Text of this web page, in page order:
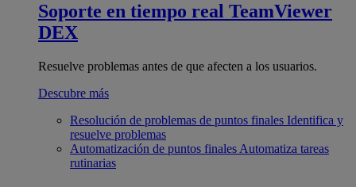
Soporte en tiempo real TeamViewer
DEX
Resuelve problemas antes de que afecten a los usuarios.
Descubre más
Resolución de problemas de puntos finales Identifica y
resuelve problemas
Automatización de puntos finales Automatiza tareas
rutinarias